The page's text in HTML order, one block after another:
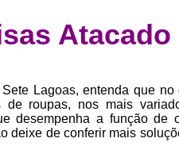
Atacado
Lagoas, entenda que
de roupas, nos mais
desempenha a função de
deixe de conferir mais